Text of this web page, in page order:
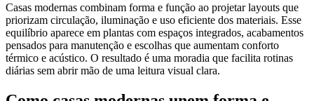
Casas modernas combinam forma e função ao projetar layouts que
priorizam circulação, iluminação e uso eficiente dos materiais. Esse
equilíbrio aparece em plantas com espaços integrados, acabamentos
pensados para manutenção e escolhas que aumentam conforto
térmico e acústico. O resultado é uma moradia que facilita rotinas
diárias sem abrir mão de uma leitura visual clara.